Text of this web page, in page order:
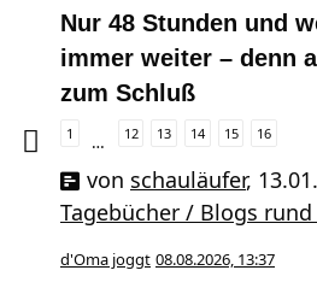
Nur 48 Stunden und
immer weiter – denn
zum Schluß
1 … 12 13 14 15 16
von schauläufer,
Tagebücher / Blogs
d'Oma joggt 08.08.2026, 13:37